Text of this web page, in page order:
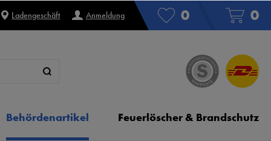
Ladengeschäft Anmeldung 0 0
Behördenartikel Feuerlöscher & Brandschutz